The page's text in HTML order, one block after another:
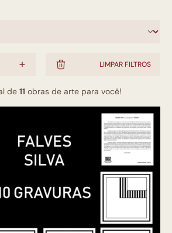
LIMPAR FILTROS
de 11 obras de arte para você!